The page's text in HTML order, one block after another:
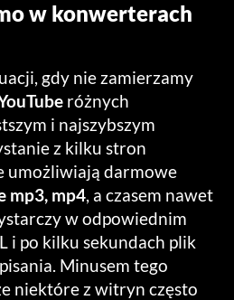
w konwerterach
gdy nie zamierzamy
różnych
i najszybszym
z kilku stron
umożliwiają darmowe
mp3, mp4 , a czasem nawet
w odpowiednim
i po kilku sekundach plik
Minusem tego
niektóre z witryn często